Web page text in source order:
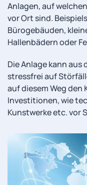
Anlagen, auf
vor Ort sind.
Bürogebäuden,
Hallenbädern oder
Die Anlage kann aus
stressfrei auf
auf diesem Weg
Investitionen, wie
Kunstwerke etc. vor